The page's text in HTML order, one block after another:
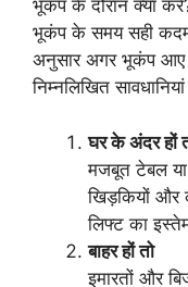
भूकंप के दौरान क्या
भूकंप के समय सही कदम
अनुसार अगर भूकंप आए
निम्नलिखित
घर के अंदर हों
मजबूत टेबल या
खिड़कियों और
लिफ्ट का
बाहर हों तो
इमारतों और